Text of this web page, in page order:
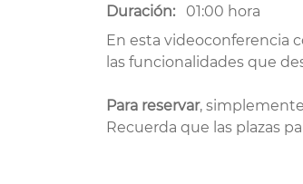
Duración: 01:00 hora
En esta videoconferencia
las funcionalidades que
Para reservar,
Recuerda que las plazas